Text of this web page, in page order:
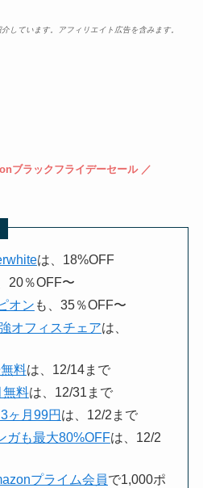
しています。アフィリエイト広告を含みます。
ブラックフライデーセール ／
は、18%OFF
20％OFF〜
オン も、35％OFF〜
オフィスチェアは、
料は、12/14まで
無料は、12/31まで
ヶ月99円 は、12/2まで
ガも最大80%OFFは、12/2
プライム会員で1,000ポ